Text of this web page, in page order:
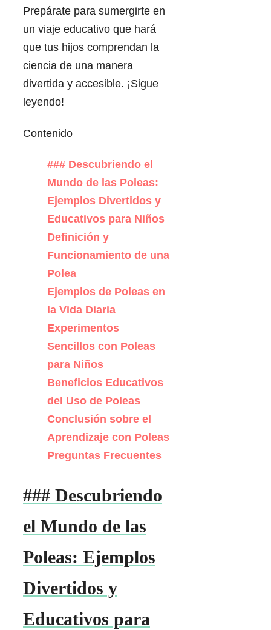
Prepárate para sumergirte en
un viaje educativo que hará
que tus hijos comprendan la
ciencia de una manera
divertida y accesible. ¡Sigue
leyendo!
Contenido
### Descubriendo el
Mundo de las Poleas:
Ejemplos Divertidos y
Educativos para Niños
Definición y
Funcionamiento de una
Polea
Ejemplos de Poleas en
la Vida Diaria
Experimentos
Sencillos con Poleas
para Niños
Beneficios Educativos
del Uso de Poleas
Conclusión sobre el
Aprendizaje con Poleas
Preguntas Frecuentes
### Descubriendo
el Mundo de las
Poleas: Ejemplos
Divertidos y
Educativos para